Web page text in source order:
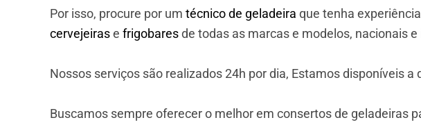
Por isso, procure por um técnico de geladeira que tenha
cervejeirase frigobaresde todas as marcas e modelos, nacionais
Nossos serviços são realizados 24h por dia, Estamos disponíveis
Buscamos sempre oferecer o melhor em consertos de geladeiras